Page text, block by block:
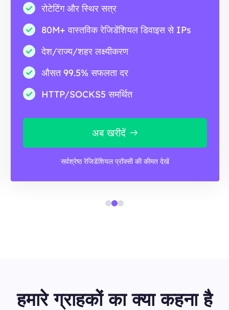
रोटेटिंग और स्थिर सत्र
80M+ वास्तविक रेजिडेंशियल डिवाइस से IPs
देश/राज्य/शहर लक्ष्यीकरण
औसत 99.5% सफलता दर
HTTP/SOCKS5 समर्थित
अब खरीदें
सर्वश्रेष्ठ रेजिडेंशियल प्रॉक्सी की कीमत देखें
हमारे ग्राहकों का क्या कहना है